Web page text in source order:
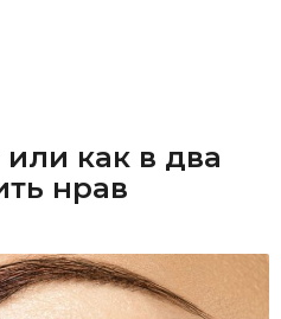
как в два
нрав